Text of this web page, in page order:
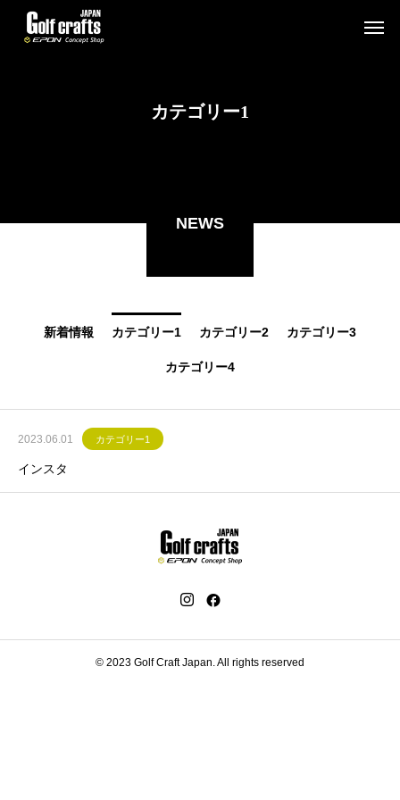
カテゴリー1
NEWS
新着情報 カテゴリー1 カテゴリー2 カテゴリー3
カテゴリー4
2023.06.01 カテゴリー1
インスタ
© 2023 Golf Craft Japan. All rights reserved